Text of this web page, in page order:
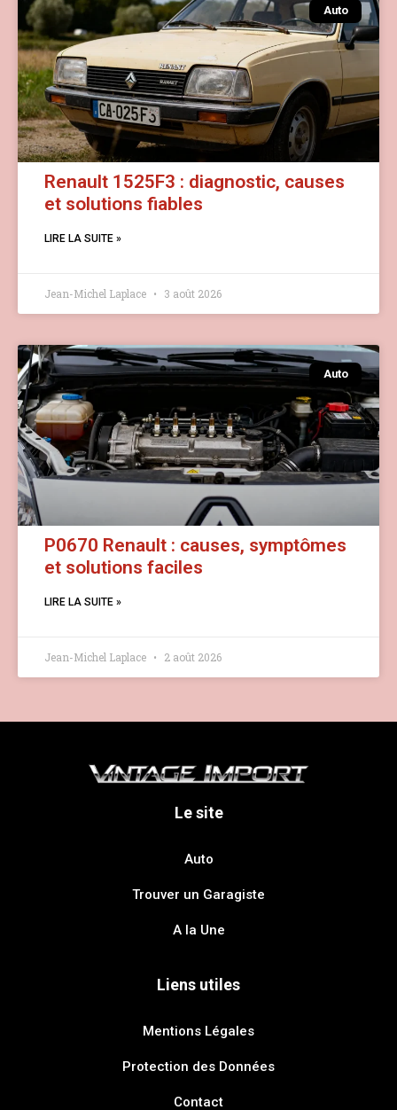
Auto
Renault 1525F3 : diagnostic, causes
et solutions fiables
LIRE LA SUITE »
Jean-Michel Laplace 3 août 2026
Auto
P0670 Renault : causes, symptômes
et solutions faciles
LIRE LA SUITE »
Jean-Michel Laplace 2 août 2026
Le site
Auto
Trouver un Garagiste
A la Une
Liens utiles
Mentions Légales
Protection des Données
Contact